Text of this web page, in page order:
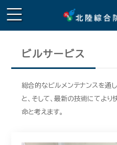
ビルサービス
総合的なビルメンテナンスを通
と、そして、最新の技術にてよ
命と考えます。